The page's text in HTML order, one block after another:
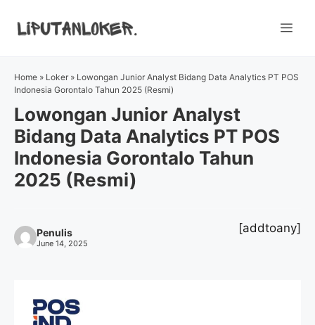
Home » Loker » Lowongan Junior Analyst Bidang Data Analytics PT POS
Indonesia Gorontalo Tahun 2025 (Resmi)
Lowongan Junior Analyst
Bidang Data Analytics PT POS
Indonesia Gorontalo Tahun
2025 (Resmi)
Penulis
June 14, 2025
[addtoany]